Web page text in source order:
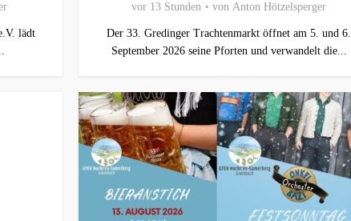
lädt
vor 13 Stunden von Anton Hötzelsperger
Der 33. Gredinger Trachtenmarkt öffnet am 5. und 6.
September 2026 seine Pforten und verwandelt die...